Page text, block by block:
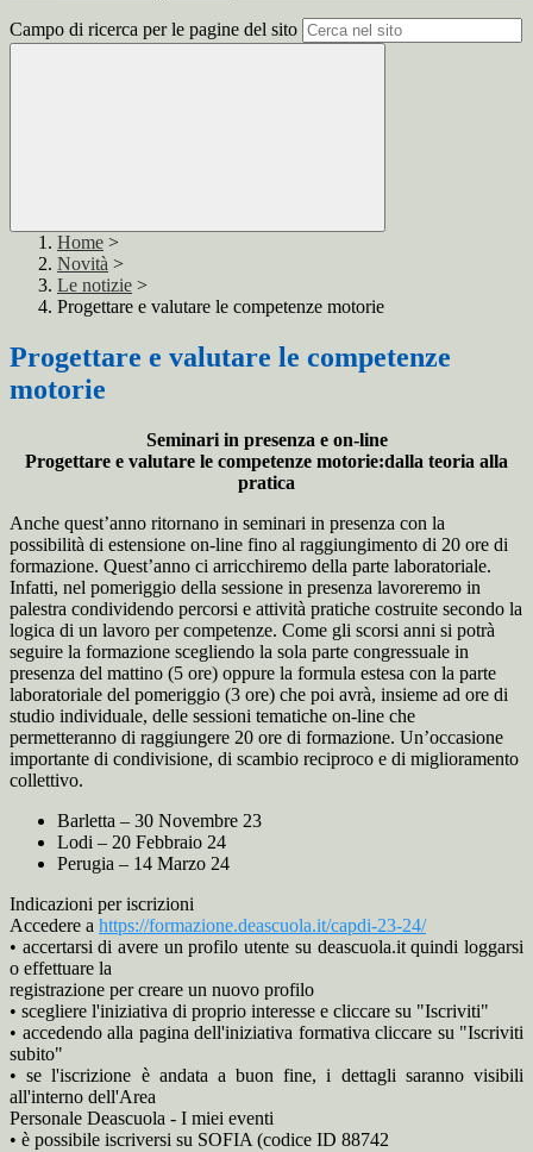
Campo di ricerca per le pagine del sito
Home >
Novità >
Le notizie >
Progettare e valutare le competenze motorie
Progettare e valutare le competenze
motorie
Seminari in presenza e on-line
Progettare e valutare le competenze motorie:dalla teoria alla
pratica
Anche quest’anno ritornano in seminari in presenza con la
possibilità di estensione on-line fino al raggiungimento di 20 ore di
formazione. Quest’anno ci arricchiremo della parte laboratoriale.
Infatti, nel pomeriggio della sessione in presenza lavoreremo in
palestra condividendo percorsi e attività pratiche costruite secondo la
logica di un lavoro per competenze. Come gli scorsi anni si potrà
seguire la formazione scegliendo la sola parte congressuale in
presenza del mattino (5 ore) oppure la formula estesa con la parte
laboratoriale del pomeriggio (3 ore) che poi avrà, insieme ad ore di
studio individuale, delle sessioni tematiche on-line che
permetteranno di raggiungere 20 ore di formazione. Un’occasione
importante di condivisione, di scambio reciproco e di miglioramento
collettivo.
Barletta – 30 Novembre 23
Lodi – 20 Febbraio 24
Perugia – 14 Marzo 24
Indicazioni per iscrizioni
Accedere a https://formazione.deascuola.it/capdi-23-24/
• accertarsi di avere un profilo utente su deascuola.it quindi loggarsi
o effettuare la
registrazione per creare un nuovo profilo
• scegliere l'iniziativa di proprio interesse e cliccare su "Iscriviti"
• accedendo alla pagina dell'iniziativa formativa cliccare su "Iscriviti
subito"
• se l'iscrizione è andata a buon fine, i dettagli saranno visibili
all'interno dell'Area
Personale Deascuola - I miei eventi
• è possibile iscriversi su SOFIA (codice ID 88742